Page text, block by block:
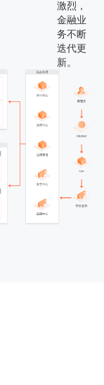
激烈，
金融业
务不断
迭代更
新。